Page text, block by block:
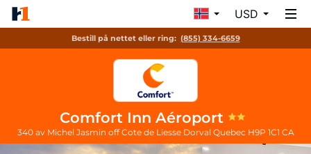
USD
Bestill på nettet eller ring: (855) 334-6659
Comfort Inn Aéroport
340 av Michel Jasmin off Cote de Liesse Dorval Quebec H9P 1C1 CA